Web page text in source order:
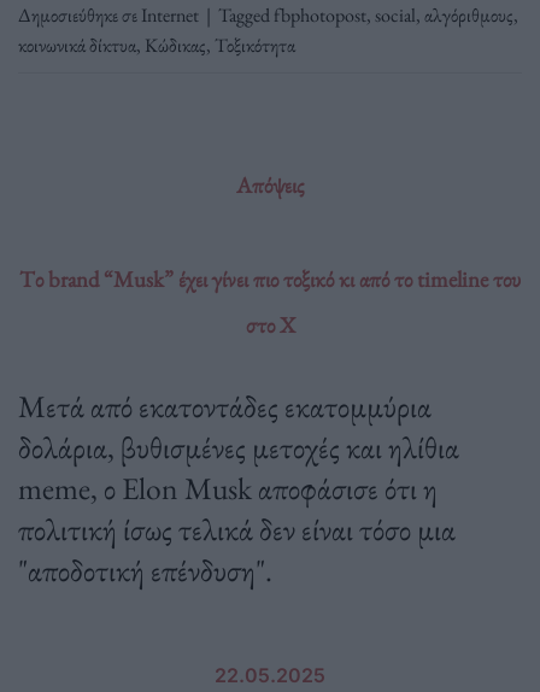
Δημοσιεύθηκε σεInternet | Taggedfbphotopost, social,αλγόριθμους,
κοινωνικά δίκτυα, Κώδικας, Τοξικότητα
Απόψεις
Tο brand “Musk” έχει γίνει πιο τοξικό κι από το timeline του
στο X
Μετά από εκατοντάδες εκατομμύρια
δολάρια, βυθισμένες μετοχές και ηλίθια
meme, ο Elon Musk αποφάσισε ότι η
πολιτική ίσως τελικά δεν είναι τόσο μια
"αποδοτική επένδυση".
22.05.2025